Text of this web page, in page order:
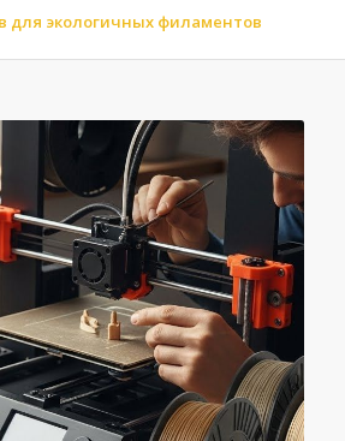
для экологичных филаментов